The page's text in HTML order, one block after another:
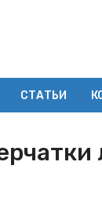
СТАТЬИ